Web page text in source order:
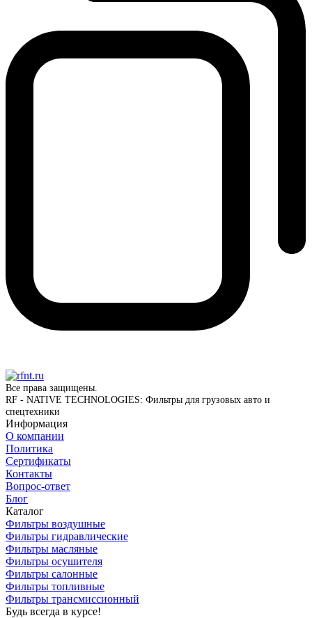
Все права защищены.
RF - NATIVE TECHNOLOGIES: Фильтры для грузовых авто и
спецтехники
Информация
О компании
Политика
Сертификаты
Контакты
Вопрос-ответ
Блог
Каталог
Фильтры воздушные
Фильтры гидравлические
Фильтры масляные
Фильтры осушителя
Фильтры салонные
Фильтры топливные
Фильтры трансмиссионный
Будь всегда в курсе!